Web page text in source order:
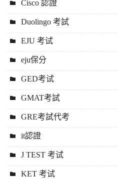
Cisco 認證
Duolingo 考試
EJU 考试
eju保分
GED考试
GMAT考試
GRE考試代考
it認證
J TEST 考试
KET 考试